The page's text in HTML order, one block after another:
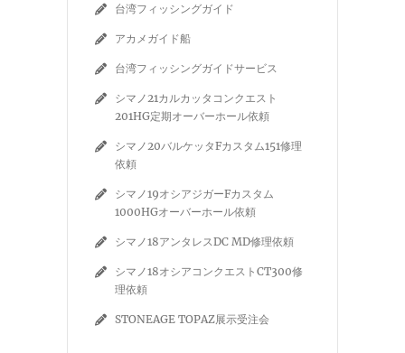
台湾フィッシングガイド
アカメガイド船
台湾フィッシングガイドサービス
シマノ21カルカッタコンクエスト
201HG定期オーバーホール依頼
シマノ20バルケッタFカスタム151修理
依頼
シマノ19オシアジガーFカスタム
1000HGオーバーホール依頼
シマノ18アンタレスDC MD修理依頼
シマノ18オシアコンクエストCT300修
理依頼
STONEAGE TOPAZ展示受注会